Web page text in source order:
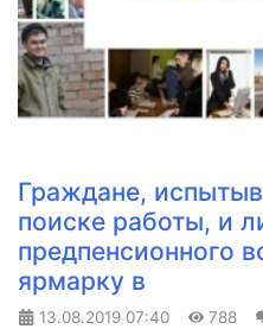
Граждане,
поиске работы, и
предпенсионного
ярмарку в
13.08.2019 07:40 788